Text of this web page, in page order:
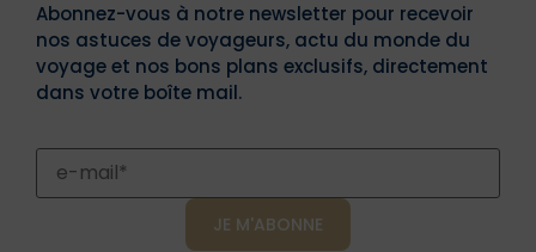
Abonnez-vous à notre newsletter pour recevoir
nos astuces de voyageurs, actu du monde du
voyage et nos bons plans exclusifs, directement
dans votre boîte mail.